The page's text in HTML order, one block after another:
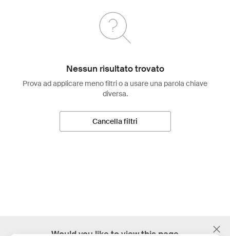
Nessun risultato trovato
Prova ad applicare meno filtri o a usare una parola chiave
diversa.
Cancella filtri